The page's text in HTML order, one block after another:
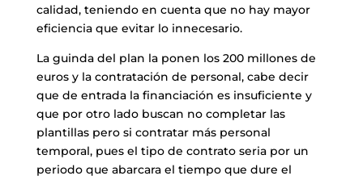
calidad, teniendo en cuenta que no hay mayor
eficiencia que evitar lo innecesario.
La guinda del plan la ponen los 200 millones de
euros y la contratación de personal, cabe decir
que de entrada la financiación es insuficiente y
que por otro lado buscan no completar las
plantillas pero si contratar más personal
temporal, pues el tipo de contrato seria por un
periodo que abarcara el tiempo que dure el